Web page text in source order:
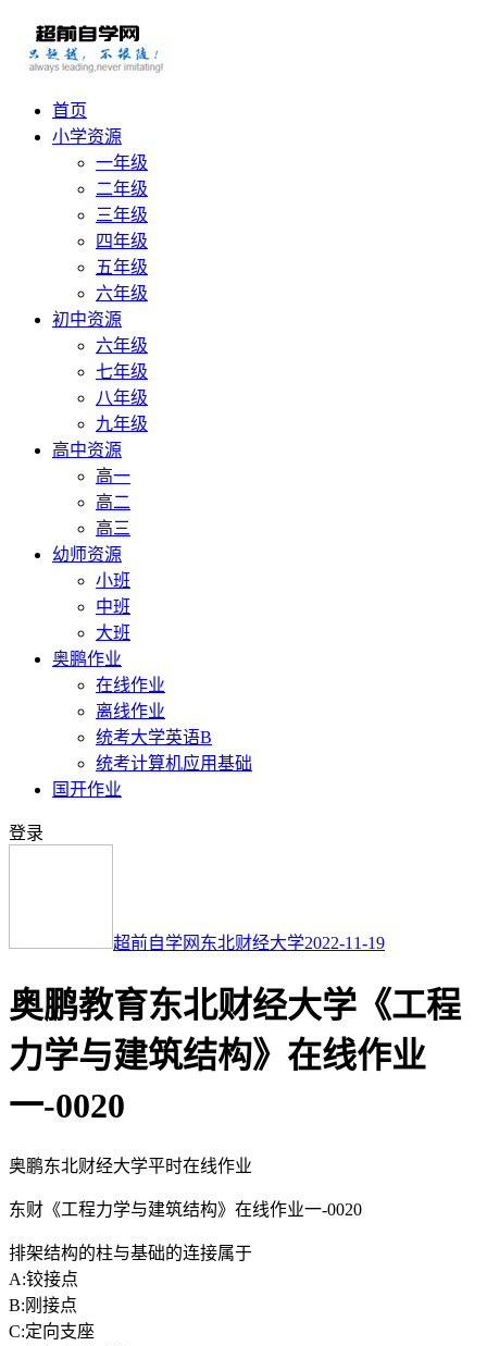
首页
小学资源
一年级
二年级
三年级
四年级
五年级
六年级
初中资源
六年级
七年级
八年级
九年级
高中资源
高一
高二
高三
幼师资源
小班
中班
大班
奥鹏作业
在线作业
离线作业
统考大学英语B
统考计算机应用基础
国开作业
登录
超前自学网 东北财经大学2022-11-19
奥鹏教育东北财经大学《工程
力学与建筑结构》在线作业
一-0020
奥鹏东北财经大学平时在线作业
东财《工程力学与建筑结构》在线作业一-0020
排架结构的柱与基础的连接属于
A:铰接点
B:刚接点
C:定向支座